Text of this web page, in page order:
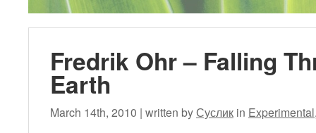
Fredrik Ohr – Falling
Earth
March 14th, 2010 | written byСуслик in Experimental